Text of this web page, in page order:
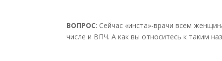
ВОПРОС: Сейчас «инста»-врачи всем
числе и ВПЧ. А как вы относитесь к таким